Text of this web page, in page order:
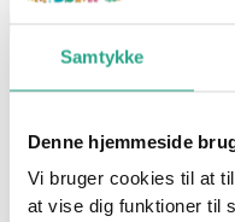
Samtykke
Denne hjemmeside
Vi bruger cookies til at
at vise dig funktioner til
169,95kr.
Ikke på lager